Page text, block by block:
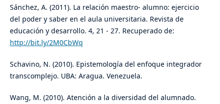
Sánchez, A. (2011). La relación maestro- alumno: ejercicio
del poder y saber en el aula universitaria. Revista de
educación y desarrollo. 4, 21 - 27. Recuperado de:
http://bit.ly/2M0CbWq
Schavino, N. (2010). Epistemología del enfoque integrador
transcomplejo. UBA: Aragua. Venezuela.
Wang, M. (2010). Atención a la diversidad del alumnado.